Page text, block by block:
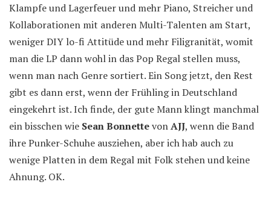
Klampfe und Lagerfeuer und mehr Piano, Streicher und
Kollaborationen mit anderen Multi-Talenten am Start,
weniger DIY lo-fi Attitüde und mehr Filigranität, womit
man die LP dann wohl in das Pop Regal stellen muss,
wenn man nach Genre sortiert. Ein Song jetzt, den Rest
gibt es dann erst, wenn der Frühling in Deutschland
eingekehrt ist. Ich finde, der gute Mann klingt manchmal
ein bisschen wie Sean BonnettevonAJJ, wenn die Band
ihre Punker-Schuhe ausziehen, aber ich hab auch zu
wenige Platten in dem Regal mit Folk stehen und keine
Ahnung. OK.